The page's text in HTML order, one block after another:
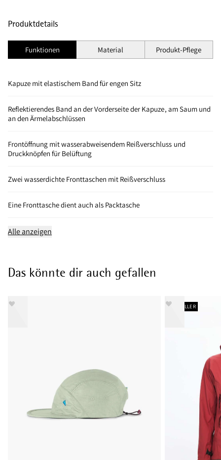
Produktdetails
Funktionen Material Produkt-Pflege
Kapuze mit elastischem Band für engen Sitz
Reflektierendes Band an der Vorderseite der Kapuze, am Saum und
an den Ärmelabschlüssen
Frontöffnung mit wasserabweisendem Reißverschluss und
Druckknöpfen für Belüftung
Zwei wasserdichte Fronttaschen mit Reißverschluss
Eine Fronttasche dient auch als Packtasche
Alle anzeigen
Das könnte dir auch gefallen
BESTSELLER